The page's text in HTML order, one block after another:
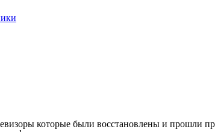
которые были восстановлены и прошли